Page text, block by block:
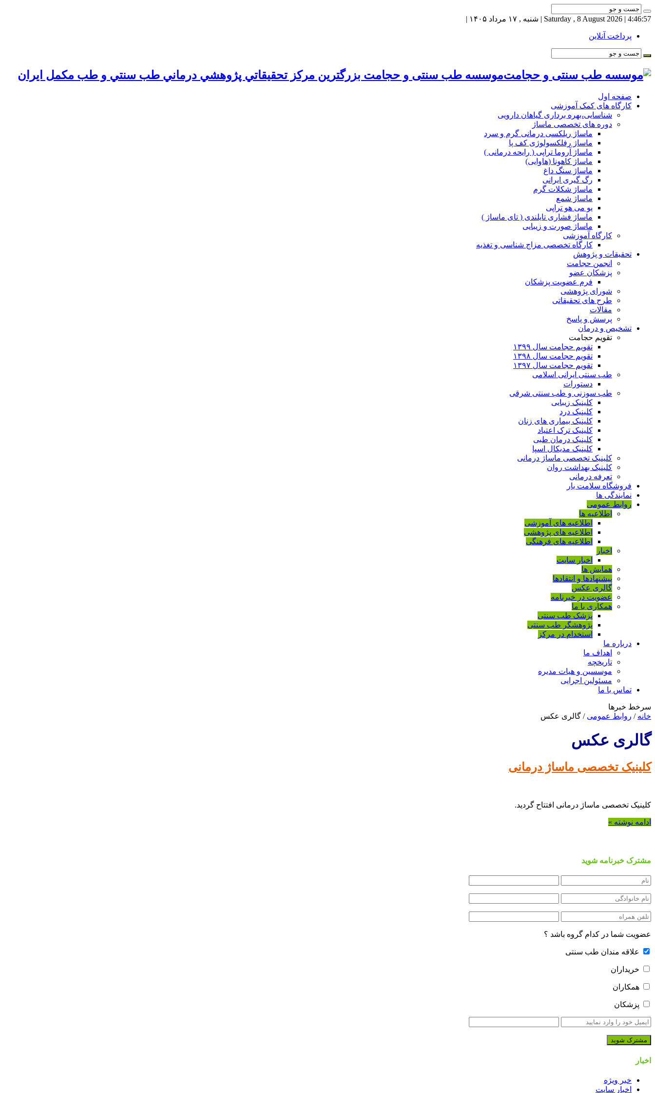
4:46:57 | Saturday , 8 August 2026 | شنبه , ۱۷ مرداد ۱۴۰۵ |
پرداخت آنلاین
موسسه طب سنتی و حجامت بزرگترين مركز تحقيقاتي پژوهشي درماني طب سنتي و طب مكمل ايران
صفحه اول
کارگاه های کمک آموزشی
شناسایی،بهره برداری گیاهان دارویی
دوره های تخصصی ماساژ
ماساژ ریلکسی درمانی گرم و سرد
ماساژ رفلکسولوژی کف پا
ماساژ آروما تراپی ( رایحه درمانی )
ماساژ کاهونا (هاوایی)
ماساژ سنگ داغ
رگ گیری ایرانی
ماساژ شکلات گرم
ماساژ شمع
یو می هو تراپی
ماساژ فشاری تایلندی ( تای ماساژ )
ماساژ صورت و زیبایی
کارگاه آموزشی
کارگاه تخصصی مزاج شناسی و تغذیه
تحقیقات و پژوهش
انجمن حجامت
پزشکان عضو
فرم عضویت پزشکان
شورای پژوهشی
طرح های تحقیقاتی
مقالات
پرسش و پاسخ
تشخیص و درمان
تقویم حجامت
تقویم حجامت سال ۱۳۹۹
تقویم حجامت سال ۱۳۹۸
تقویم حجامت سال ۱۳۹۷
طب سنتی ایرانی اسلامی
دستورات
طب سوزنی و طب سنتی شرقی
کلینیک زیبایی
کلینیک درد
کلینیک بیماری های زنان
کلینیک ترک اعتیاد
کلینیک درمان طبی
کلینیک مدیکال اسپا
کلینیک تخصصی ماساژ درمانی
کلینیک بهداشت روان
تعرفه درمانی
فروشگاه سلامت یار
نمایندگی ها
روابط عمومی
اطلاعیه ها
اطلاعیه های آموزشی
اطلاعیه های پژوهشی
اطلاعیه های فرهنگی
اخبار
اخبار سایت
همایش ها
پیشنهادها و انتقادها
گالری عکس
عضویت در خبرنامه
همکاری با ما
پزشک طب سنتی
پژوهشگر طب سنتی
استخدام در مرکز
درباره ما
اهداف ما
تاریخچه
موسسین و هیات مدیره
مسئولین اجرایی
تماس با ما
سرخط خبرها
خانه / روابط عمومی / گالری عکس
گالری عکس
کلینیک تخصصی ماساژ درمانی
کلینیک تخصصی ماساژ درمانی افتتاح گردید.
ادامه نوشته »
مشترک خبرنامه شوید
عضویت شما در کدام گروه باشد ؟
علاقه مندان طب سنتی
خریداران
همکاران
پزشکان
اخبار
خبر ویژه
اخبار سایت